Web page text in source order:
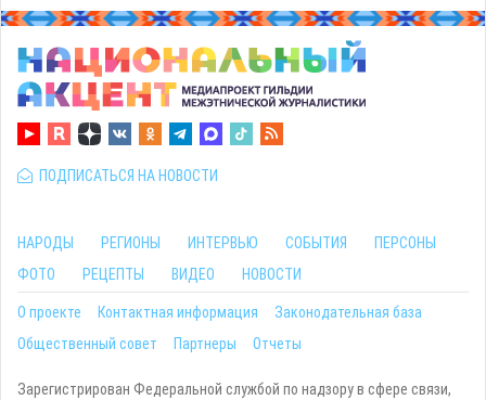
ПОДПИСАТЬСЯ НА НОВОСТИ
НАРОДЫ РЕГИОНЫ ИНТЕРВЬЮ СОБЫТИЯ
ПЕРСОНЫ
ФОТО
РЕЦЕПТЫ ВИДЕО НОВОСТИ
О проекте Контактная информация
Законодательная база
Общественный совет
Партнеры Отчеты
Зарегистрирован Федеральной службой по надзору в сфере связи,